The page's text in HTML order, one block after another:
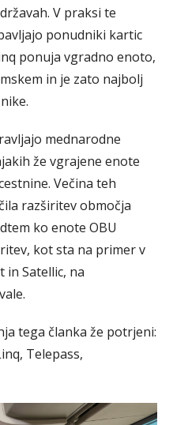
V praksi te
ponudniki kartic
ponuja vgradno enoto,
in je zato najbolj
mednarodne
že vgrajene enote
Večina teh
razširitev območja
ko enote OBU
kot sta na primer v
in Satellic, na
tega članka že potrjeni:
Telepass,